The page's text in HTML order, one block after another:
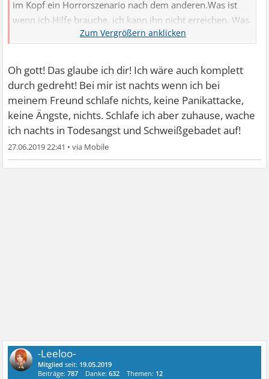
im Kopf ein Horrorszenario nach dem anderen.Was ist
wenn ich Hilfe brauche, ich kann ihn nicht erreichen. Was
ist wenn ihm was passiert, er kann mich nicht erreichen.
meine Handy Nummer nicht mal auswendig usw...Kennt
ihr das auch?
Oh gott! Das glaube ich dir! Ich wäre auch komplett
durch gedreht! Bei mir ist nachts wenn ich bei
meinem Freund schlafe nichts, keine Panikattacke,
keine Ängste, nichts. Schlafe ich aber zuhause, wache
ich nachts in Todesangst und Schweißgebadet auf!
27.06.2019 22:41 •
-Leeloo-
Mitglied seit: 19.05.2019
Beiträge:787 Danke:632 Themen: 12